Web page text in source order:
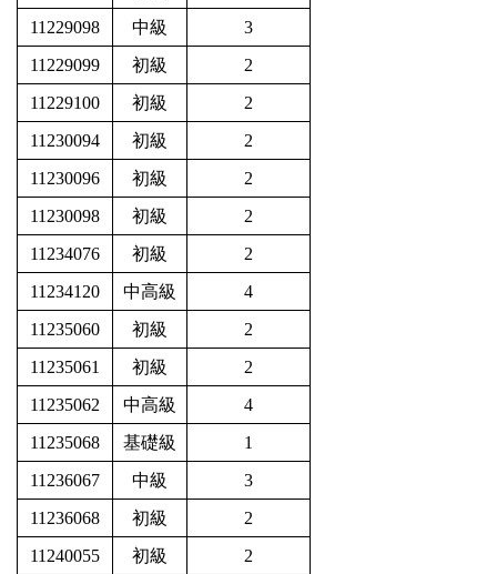
11229098
中級
3
11229099
初級
2
11229100
初級
2
11230094
初級
2
11230096
初級
2
11230098
初級
2
11234076
初級
2
11234120
中高級
4
11235060
初級
2
11235061
初級
2
11235062
中高級
4
11235068
基礎級
1
11236067
中級
3
11236068
初級
2
11240055
初級 2